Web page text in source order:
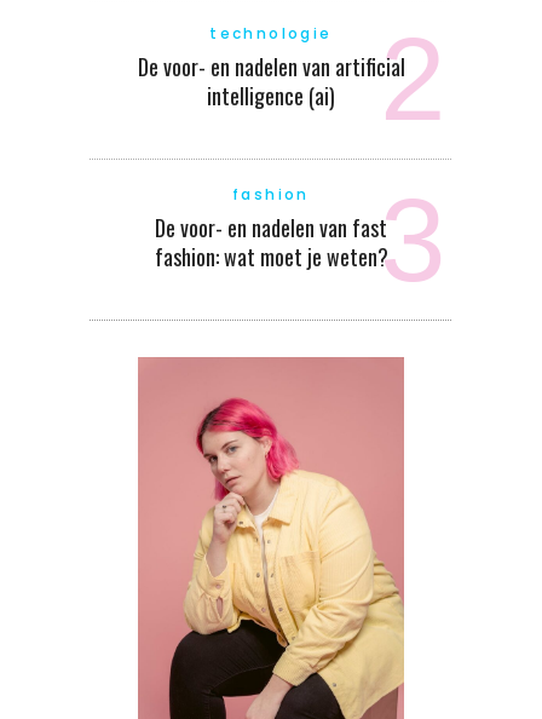
technologie
De voor- en nadelen van artificial
intelligence (ai)
fashion
De voor- en nadelen van fast
fashion: wat moet je weten?